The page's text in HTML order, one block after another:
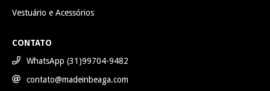
Vestuário e Acessórios
CONTATO
WhatsApp (31)99704-9482
contato@madeinbeaga.com